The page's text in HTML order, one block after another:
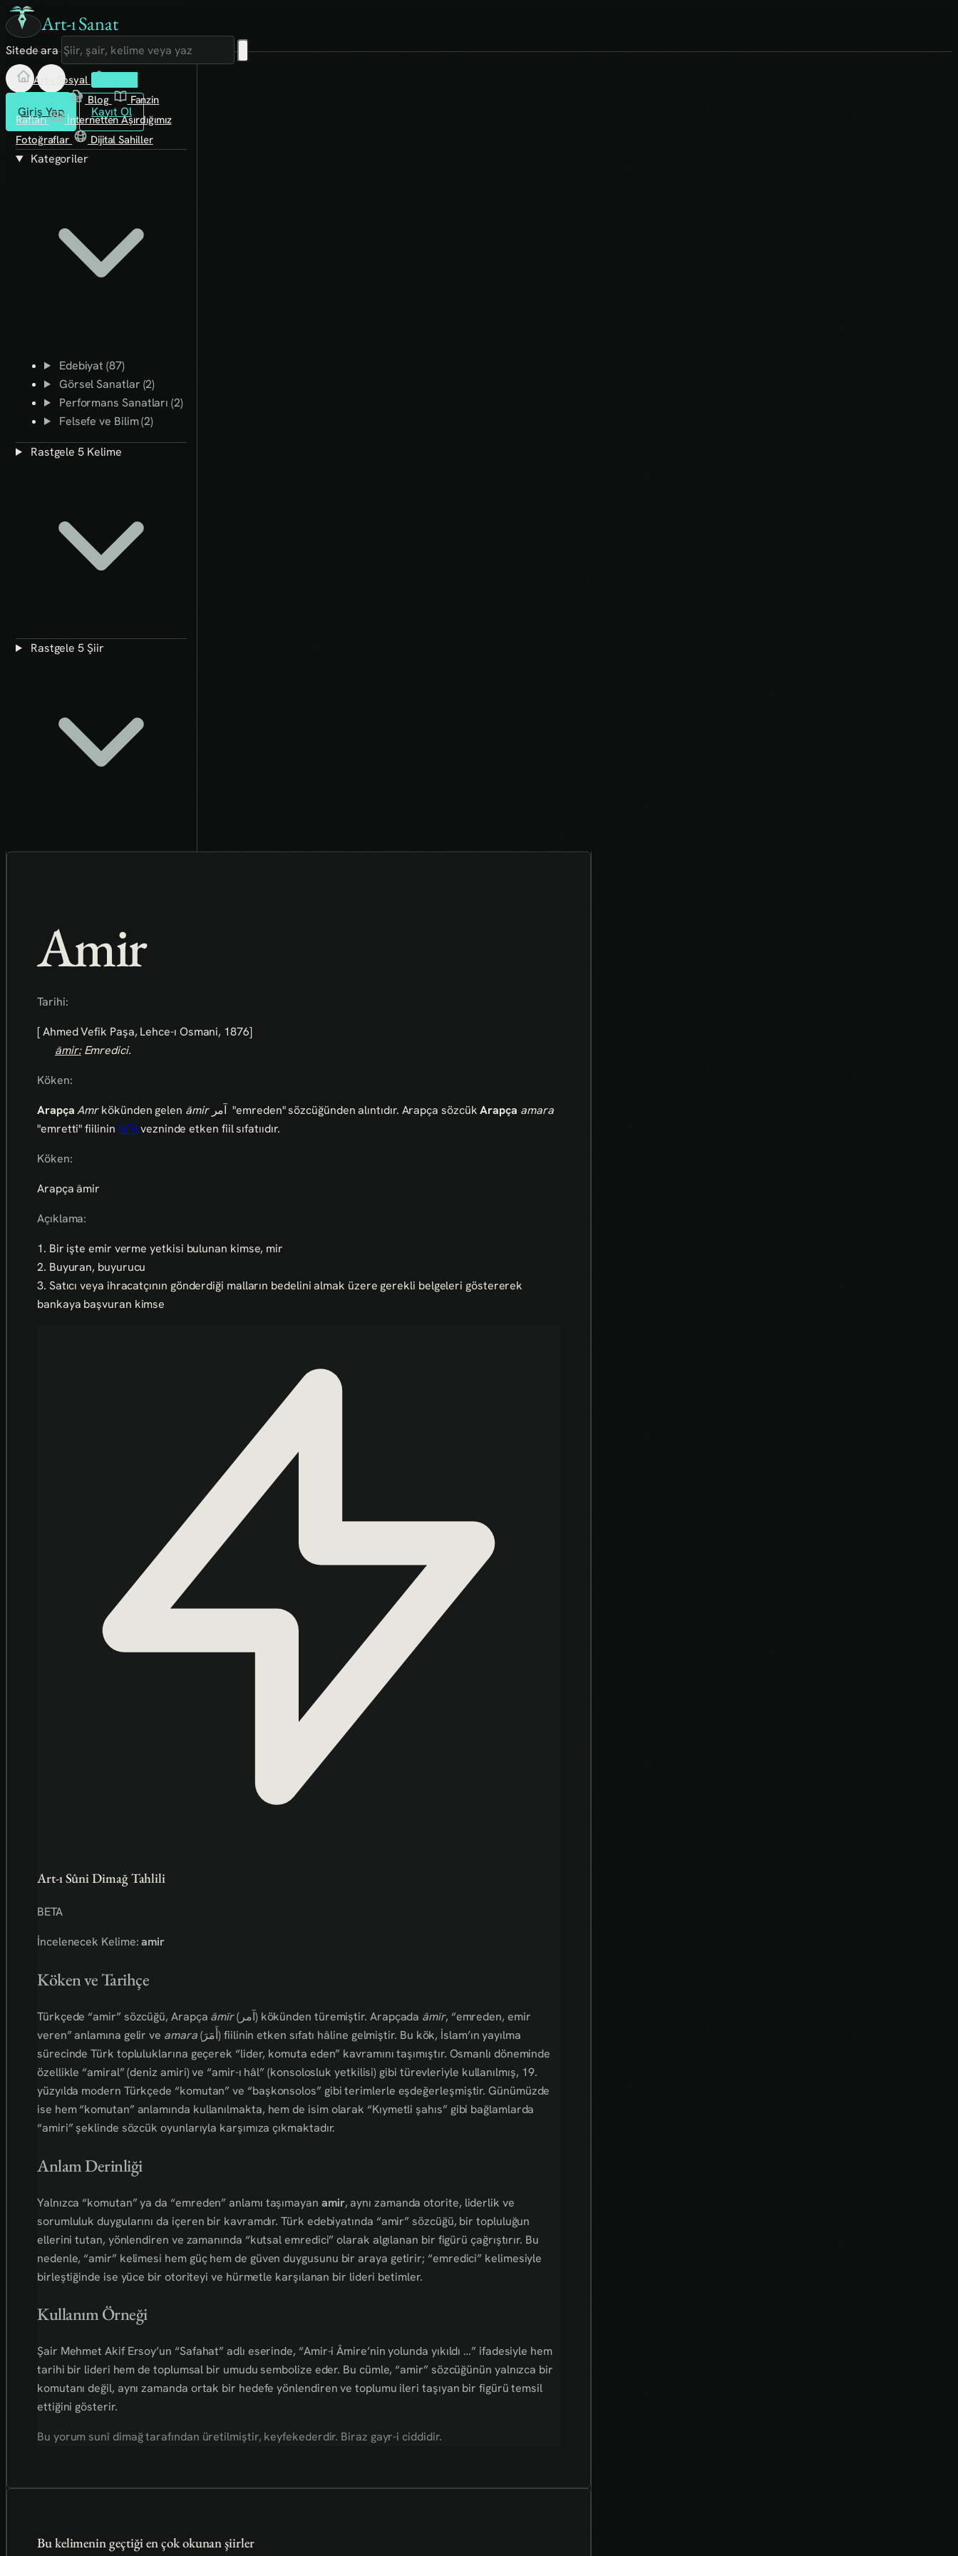
Art-ı Sanat
Sitede ara
Giriş Yap Kayıt Ol
Art-ı Sosyal
Blog
Fanzin
Rafları
İnternetten Aşırdığımız
Fotoğraflar
Dijital Sahiller
Kategoriler
Edebiyat (87)
Görsel Sanatlar (2)
Performans Sanatları (2)
Felsefe ve Bilim (2)
Rastgele 5 Kelime
Rastgele 5 Şiir
Amir
Tarihi:
[ Ahmed Vefik Paşa, Lehce-ı Osmani, 1876]
āmir:Emredici.
Köken:
Arapça Amrkökünden gelen āmir "emreden" sözcüğünden alıntıdır. Arapça sözcükArapça amara
"emretti" fiilininfāˁilvezninde etken fiil sıfatııdır.
Köken:
Arapça āmir
Açıklama:
1. Bir işte emir verme yetkisi bulunan kimse, mir
2. Buyuran, buyurucu
3. Satıcı veya ihracatçının gönderdiği malların bedelini almak üzere gerekli belgeleri göstererek
bankaya başvuran kimse
Art-ı Sûni Dimağ Tahlili
BETA
İncelenecek Kelime:amir
Köken ve Tarihçe
Türkçede “amir” sözcüğü, Arapça āmīr (آمر) kökünden türemiştir. Arapçada āmīr, “emreden, emir
veren” anlamına gelir ve amara(أَمَرَ) fiilinin etken sıfatı hâline gelmiştir. Bu kök, İslam’ın yayılma
sürecinde Türk topluluklarına geçerek “lider, komuta eden” kavramını taşımıştır. Osmanlı döneminde
özellikle “amiral” (deniz amiri) ve “amir-ı hâl” (konsolosluk yetkilisi) gibi türevleriyle kullanılmış, 19.
yüzyılda modern Türkçede “komutan” ve “başkonsolos” gibi terimlerle eşdeğerleşmiştir. Günümüzde
ise hem “komutan” anlamında kullanılmakta, hem de isim olarak “Kıymetli şahıs” gibi bağlamlarda
“amiri” şeklinde sözcük oyunlarıyla karşımıza çıkmaktadır.
Anlam Derinliği
Yalnızca “komutan” ya da “emreden” anlamı taşımayan amir, aynı zamanda otorite, liderlik ve
sorumluluk duygularını da içeren bir kavramdır. Türk edebiyatında “amir” sözcüğü, bir topluluğun
ellerini tutan, yönlendiren ve zamanında “kutsal emredici” olarak algılanan bir figürü çağrıştırır. Bu
nedenle, “amir” kelimesi hem güç hem de güven duygusunu bir araya getirir; “emredici” kelimesiyle
birleştiğinde ise yüce bir otoriteyi ve hürmetle karşılanan bir lideri betimler.
Kullanım Örneği
Şair Mehmet Akif Ersoy’un “Safahat” adlı eserinde, “Amir-i Âmire’nin yolunda yıkıldı …” ifadesiyle hem
tarihi bir lideri hem de toplumsal bir umudu sembolize eder. Bu cümle, “amir” sözcüğünün yalnızca bir
komutanı değil, aynı zamanda ortak bir hedefe yönlendiren ve toplumu ileri taşıyan bir figürü temsil
ettiğini gösterir.
Bu yorum sunî dimağ tarafından üretilmiştir, keyfekederdir. Biraz gayr-i ciddidir.
Bu kelimenin geçtiği en çok okunan şiirler